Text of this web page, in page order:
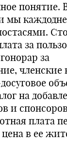
понятие.
мы
за
за
членские
на
и
плата
в ее